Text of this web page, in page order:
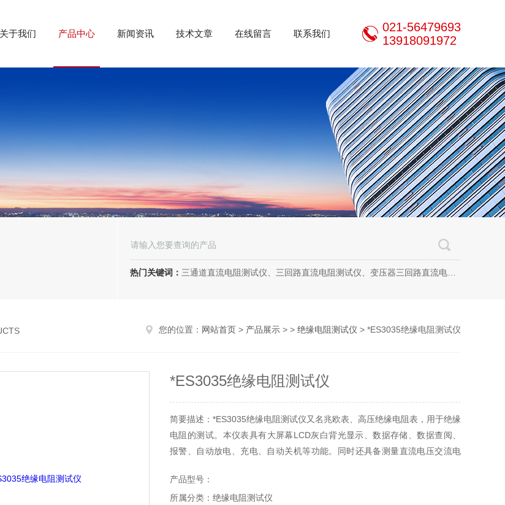
关于我们 产品中心 新闻资讯 技术文章 在线留言 联系我们
021-56479693
13918091972
热门关键词： 三通道直流电阻测试仪、三回路直流电阻测试仪、变压器三回路直流电阻测试仪、手持式三相直流电阻测试仪、三通道助磁直流电阻测试仪
您的位置： 网站首页 > 产品展示 > > 绝缘电阻测试仪 > *ES3035绝缘电阻测试仪
*ES3035绝缘电阻测试仪
简要描述：*ES3035绝缘电阻测试仪又名兆欧表、高压绝缘电阻表，用于绝缘
电阻的测试。本仪表具有大屏幕LCD灰白背光显示、数据存储、数据查阅、
报警、自动放电、充电、自动关机等功能。同时还具备测量直流电压交流电
产品型号：
所属分类：绝缘电阻测试仪